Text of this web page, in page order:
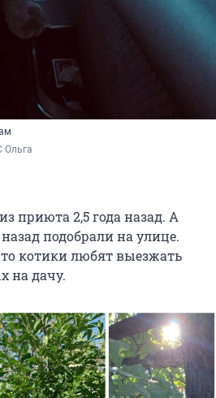
Ольга
приюта 2,5 года назад. А
подобрали на улице.
котики любят выезжать
на дачу.